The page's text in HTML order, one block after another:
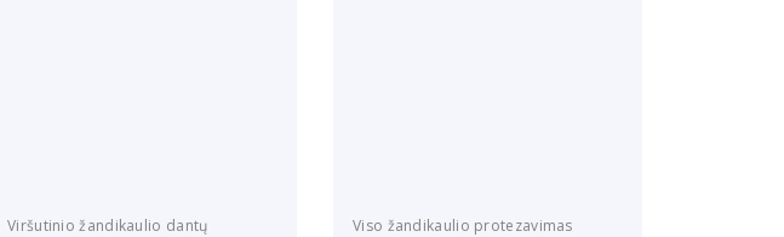
Viršutinio žandikaulio dantų
Viso žandikaulio protezavimas